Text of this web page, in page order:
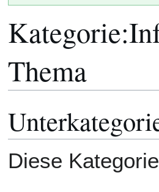
Kategorie:
Thema
Navigation
Suche
Diese